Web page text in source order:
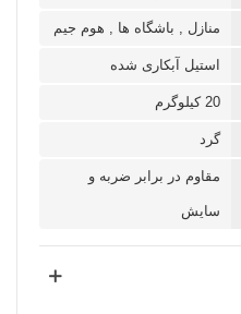
منازل , باشگاه ها , هوم جیم
استیل آبکاری شده
20 کیلوگرم
گرد
مقاوم در برابر ضربه و
سایش